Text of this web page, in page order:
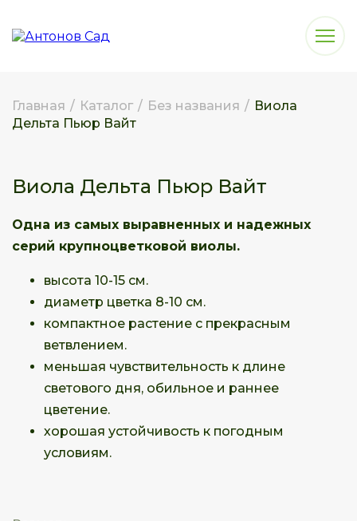
Главная / Каталог / Без названия / Виола
Дельта Пьюр Вайт
Виола Дельта Пьюр Вайт
Одна из самых выравненных и надежных
серий крупноцветковой виолы.
высота 10-15 см.
диаметр цветка 8-10 см.
компактное растение с прекрасным
ветвлением.
меньшая чувствительность к длине
светового дня, обильное и раннее
цветение.
хорошая устойчивость к погодным
условиям.